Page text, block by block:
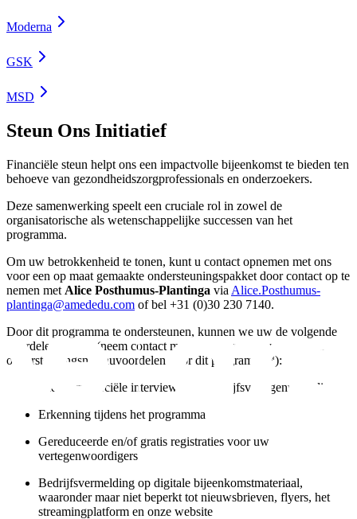
Moderna
GSK
MSD
Steun Ons Initiatief
Financiële steun helpt ons een impactvolle bijeenkomst te bieden ten
behoeve van gezondheidszorgprofessionals en onderzoekers.
Deze samenwerking speelt een cruciale rol in zowel de
organisatorische als wetenschappelijke successen van het
programma.
Om uw betrokkenheid te tonen, kunt u contact opnemen met ons
voor een op maat gemaakte ondersteuningspakket door contact op te
nemen met Alice Posthumus-Plantinga via Alice.Posthumus-
plantinga@amededu.com of bel +31 (0)30 230 7140.
Door dit programma te ondersteunen, kunnen we uw de volgende
voordelen bieden (neem contact met ons op voor de meest recente
ondersteuningsniveauvoordelen voor dit programma*):
Niet-commerciële interviews met bedrijfsvertegenwoordigers
Erkenning tijdens het programma
Gereduceerde en/of gratis registraties voor uw
vertegenwoordigers
Bedrijfsvermelding op digitale bijeenkomstmateriaal,
waaronder maar niet beperkt tot nieuwsbrieven, flyers, het
streamingplatform en onze website